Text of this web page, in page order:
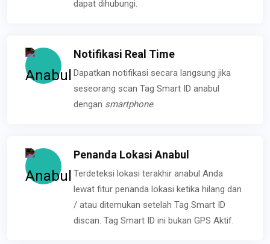
dapat dihubungi.
Notifikasi Real Time
Dapatkan notifikasi secara langsung jika
seseorang scan Tag Smart ID anabul
dengan smartphone.
Penanda Lokasi Anabul
Terdeteksi lokasi terakhir anabul Anda
lewat fitur penanda lokasi ketika hilang dan
/ atau ditemukan setelah Tag Smart ID
discan. Tag Smart ID ini bukan GPS Aktif.